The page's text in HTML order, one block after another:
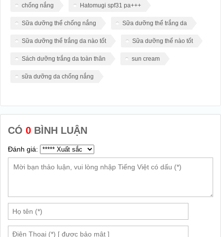
chống nắng Hatomugi spf31 pa+++
Sữa dưỡng thể chống nắng Sữa dưỡng thể trắng da
Sữa dưỡng thể trắng da nào tốt Sữa dưỡng thể nào tốt
Sách dưỡng trắng da toàn thân sun cream
sữa dưỡng da chống nắng
CÓ 0 BÌNH LUẬN
Đánh giá: